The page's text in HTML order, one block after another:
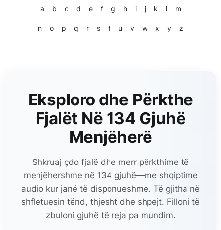
a b c d e f g h i j k l m
n o p q r s t u v w x y z
Eksploro dhe Përkthe
Fjalët Në 134 Gjuhë
Menjëherë
Shkruaj çdo fjalë dhe merr përkthime të
menjëhershme në 134 gjuhë—me shqiptime
audio kur janë të disponueshme. Të gjitha në
shfletuesin tënd, thjesht dhe shpejt. Filloni të
zbuloni gjuhë të reja pa mundim.